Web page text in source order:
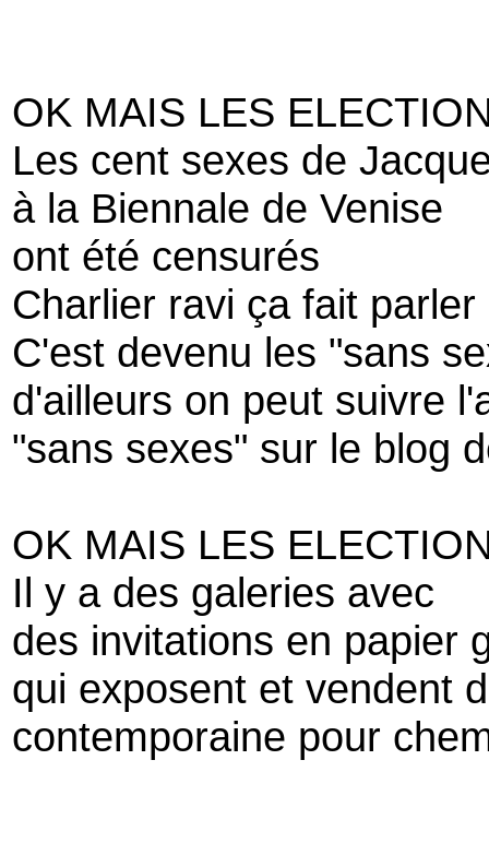
OK MAIS LES
Les cent sexes de
à la Biennale de Venise
ont été censurés
Charlier ravi ça fait parler
C'est devenu les "sans
d'ailleurs on peut suivre
"sans sexes" sur le blog
OK MAIS LES
Il y a des galeries avec
des invitations en papier
qui exposent et vendent
contemporaine pour